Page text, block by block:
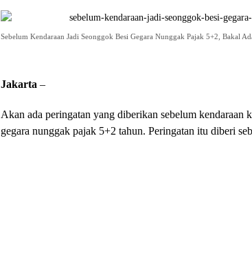
Sebelum Kendaraan Jadi Seonggok Besi Gegara Nunggak Pajak 5+2, Bakal
Jakarta –
Akan ada peringatan yang diberikan sebelum kendaraan
gegara nunggak pajak 5+2 tahun. Peringatan itu diberi